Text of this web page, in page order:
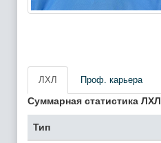
ЛХЛ Проф. карьера
Суммарная статистика ЛХЛ
Тип